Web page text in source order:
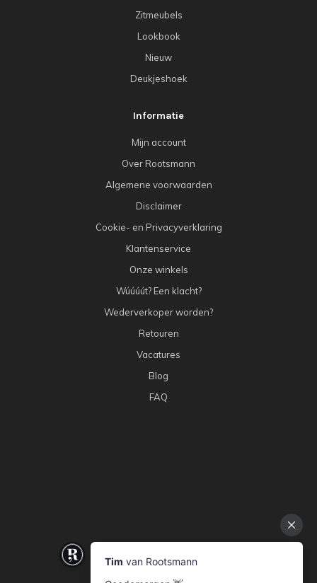
Zitmeubels
Lookbook
Nieuw
Deukjeshoek
Informatie
Mijn account
Over Rootsmann
Algemene voorwaarden
Disclaimer
Cookie- en Privacyverklaring
Klantenservice
Onze winkels
Wúúúút? Een klacht?
Wederverkoper worden?
Retouren
Vacatures
Blog
FAQ